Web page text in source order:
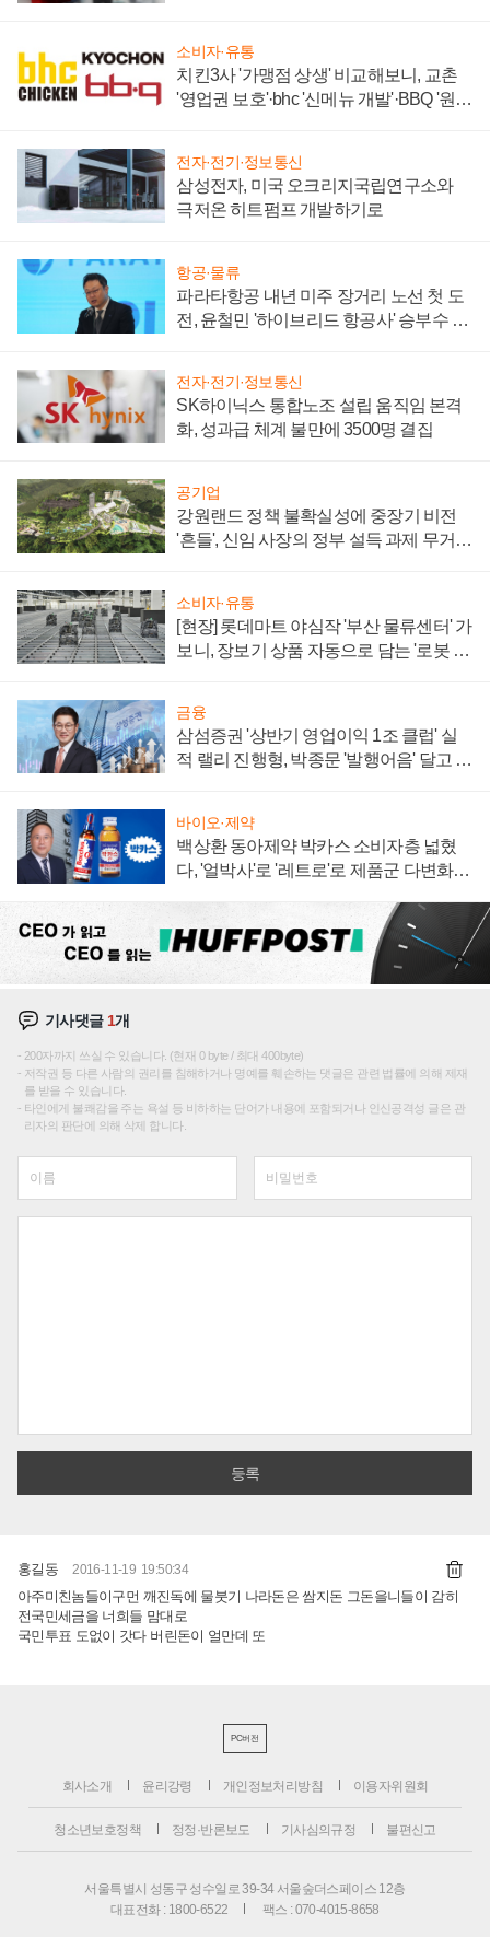
소비자·유통
치킨3사 '가맹점 상생' 비교해보니, 교촌
'영업권 보호'·bhc '신메뉴 개발'·BBQ '원가
전자·전기·정보통신
삼성전자, 미국 오크리지국립연구소와
극저온 히트펌프 개발하기로
항공·물류
파라타항공 내년 미주 장거리 노선 첫 도
전, 윤철민 '하이브리드 항공사' 승부수 통
전자·전기·정보통신
SK하이닉스 통합노조 설립 움직임 본격
화, 성과급 체계 불만에 3500명 결집
공기업
강원랜드 정책 불확실성에 중장기 비전
'흔들', 신임 사장의 정부 설득 과제 무거워
소비자·유통
[현장] 롯데마트 야심작 '부산 물류센터' 가
보니, 장보기 상품 자동으로 담는 '로봇 40
금융
삼섬증권 '상반기 영업이익 1조 클럽' 실
적 랠리 진행형, 박종문 '발행어음' 달고 연
바이오·제약
백상환 동아제약 박카스 소비자층 넓혔
다, '얼박사'로 '레트로'로 제품군 다변화
기사댓글 1개
200자까지 쓰실 수 있습니다. (현재 0 byte / 최대 400byte)
저작권 등 다른 사람의 권리를 침해하거나 명예를 훼손하는 댓글은 관련 법률에 의해 제재
를 받을 수 있습니다.
타인에게 불쾌감을 주는 욕설 등 비하하는 단어가 내용에 포함되거나 인신공격성 글은 관
리자의 판단에 의해 삭제 합니다.
홍길동 2016-11-19 19:50:34
아주미친놈들이구먼 깨진독에 물붓기 나라돈은 쌈지돈 그돈을니들이 감히
전국민세금을 너희들 맘대로
국민투표 도없이 갓다 버린돈이 얼만데 또
PC버전
회사소개 윤리강령 개인정보처리방침 이용자위원회
청소년보호정책 정정·반론보도 기사심의규정 불편신고
서울특별시 성동구 성수일로 39-34 서울숲더스페이스 12층
대표전화 : 1800-6522
팩스 : 070-4015-8658